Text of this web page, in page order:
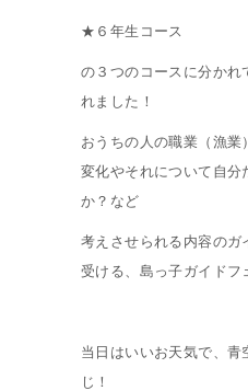
★６年生コース
の３つのコースに分かれ
れました！
おうちの人の職業（漁
変化やそれについて自分
か？など
考えさせられる内容のガ
受ける、島っ子ガイドフ
当日はいいお天気で、
じ！